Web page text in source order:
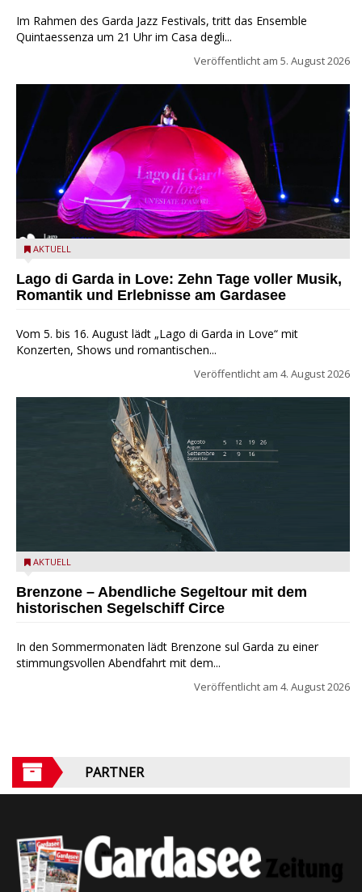
Im Rahmen des Garda Jazz Festivals, tritt das Ensemble
Quintaessenza um 21 Uhr im Casa degli...
Veröffentlicht am 5. August 2026
Lago di Garda in Love
AKTUELL
Lago di Garda in Love: Zehn Tage voller Musik,
Romantik und Erlebnisse am Gardasee
Vom 5. bis 16. August lädt „Lago di Garda in Love“ mit
Konzerten, Shows und romantischen...
Veröffentlicht am 4. August 2026
Mit dem historischen Segelschiff Circe auf dem Gardasee.
AKTUELL
Brenzone – Abendliche Segeltour mit dem
historischen Segelschiff Circe
In den Sommermonaten lädt Brenzone sul Garda zu einer
stimmungsvollen Abendfahrt mit dem...
Veröffentlicht am 4. August 2026
PARTNER